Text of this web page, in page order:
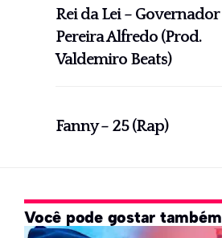
Rei da Lei – Governador
Pereira Alfredo (Prod.
Valdemiro Beats)
Fanny – 25 (Rap)
Você pode gostar também